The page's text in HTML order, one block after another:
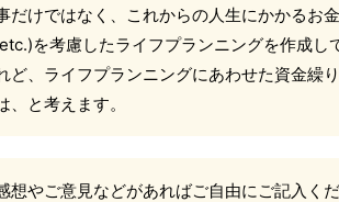
だけではなく、これからの人生にかかるお
を考慮したライフプランニングを作成し
ど、ライフプランニングにあわせた資金繰
、と考えます。
想やご意見などがあればご自由にご記入くだ